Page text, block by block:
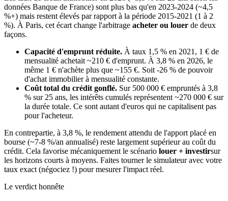
données Banque de France) sont plus bas qu'en 2023-2024 (~4,5
%+) mais restent élevés par rapport à la période 2015-2021 (1 à 2
%). À Paris, cet écart change l'arbitrage acheter ou louer de deux
façons.
Capacité d'emprunt réduite. À taux 1,5 % en 2021, 1 € de
mensualité achetait ~210 € d'emprunt. À 3,8 % en 2026, le
même 1 € n'achète plus que ~155 €. Soit -26 % de pouvoir
d'achat immobilier à mensualité constante.
Coût total du crédit gonflé. Sur 500 000 € empruntés à 3,8
% sur 25 ans, les intérêts cumulés représentent ~270 000 € sur
la durée totale. Ce sont autant d'euros qui ne capitalisent pas
pour l'acheteur.
En contrepartie, à 3,8 %, le rendement attendu de l'apport placé en
bourse (~7-8 %/an annualisé) reste largement supérieur au coût du
crédit. Cela favorise mécaniquement le scénario louer + investirsur
les horizons courts à moyens. Faites tourner le simulateur avec votre
taux exact (négociez !) pour mesurer l'impact réel.
Le verdict honnête